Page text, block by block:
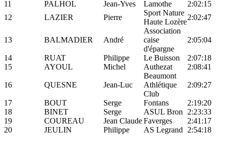
11
PALHOL Jean-Yves Lamothe
2:02:15
12
LAZIER Pierre
Sport Nature
Haute Lozère
2:02:47
13 BALMADIER André
Association
caise
d'épargne
2:05:04
14 RUAT Philippe Le Buisson
2:07:18
15
AYOUL Michel Authezat 2:08:41
16 QUESNE Jean-Luc
Beaumont
Athlétique
Club
2:09:27
17 BOUT Serge Fontans
2:19:20
18
BINET Serge ASUL Bron
2:23:33
19
COUREAU Jean ClaudeFaverges
2:41:17
20
JEULIN Philippe AS Legrand 2:54:18